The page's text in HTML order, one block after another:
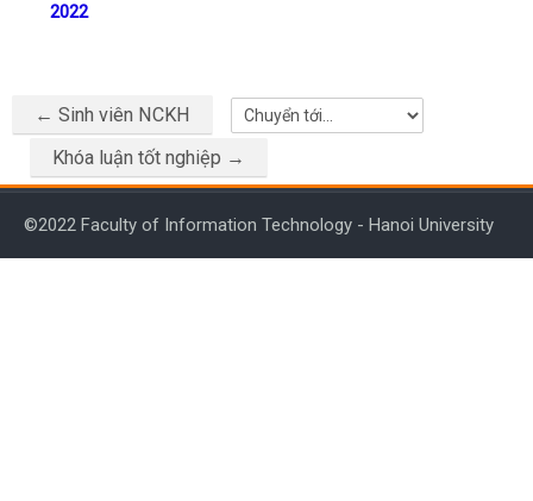
2022
← Sinh viên NCKH Chuyển tới...
Khóa luận tốt nghiệp →
©2022 Faculty of Information Technology - Hanoi University